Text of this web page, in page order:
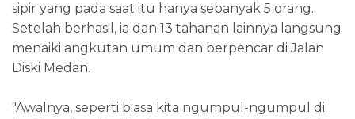
sipir yang pada saat itu hanya sebanyak 5 orang.
Setelah berhasil, ia dan 13 tahanan lainnya langsung
menaiki angkutan umum dan berpencar di Jalan
Diski Medan.
"Awalnya, seperti biasa kita ngumpul-ngumpul di